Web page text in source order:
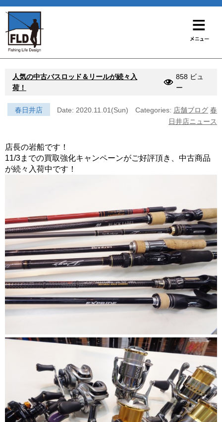
人気の中古バスロッド＆リールが続々入
荷！
858 ビュ
ー
春日井店 Date: 2020.11.01(Sun) Categories: 店舗ブログ 春
日井店ニュース
店長の岩船です！
11/3までの買取強化キャンペーンがご好評頂き、中古商品
が続々入荷中です！